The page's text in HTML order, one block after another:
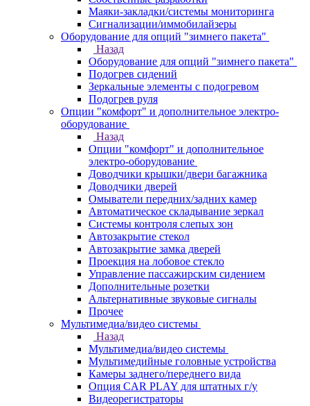
Маяки-закладки/системы мониторинга
Сигнализации/иммобилайзеры
Оборудование для опций "зимнего пакета"
Назад
Оборудование для опций "зимнего пакета"
Подогрев сидений
Зеркальные элементы с подогревом
Подогрев руля
Опции "комфорт" и дополнительное электро-
оборудование
Назад
Опции "комфорт" и дополнительное
электро-оборудование
Доводчики крышки/двери багажника
Доводчики дверей
Омыватели передних/задних камер
Автоматическое складывание зеркал
Системы контроля слепых зон
Автозакрытие стекол
Автозакрытие замка дверей
Проекция на лобовое стекло
Управление пассажирским сидением
Дополнительные розетки
Альтернативные звуковые сигналы
Прочее
Мультимедиа/видео системы
Назад
Мультимедиа/видео системы
Мультимедийные головные устройства
Камеры заднего/переднего вида
Опция CAR PLAY для штатных г/у
Видеорегистраторы